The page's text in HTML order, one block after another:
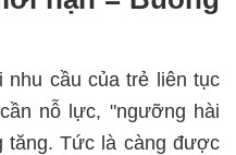
nhu cầu của trẻ liên tục
nỗ lực, "ngưỡng hài
tăng. Tức là càng được